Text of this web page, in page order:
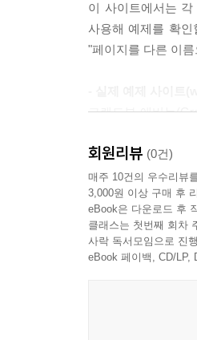
Chapter 07 GPS와
01_ GPS 좌표
02_ 구글 맵 사용하기
Chapter 08 애니메
01_ CSS 트릭
02_ CSS 트랜지션
03_ CSS 트랜스폼
04_ 키 프레임(Key
05_ 자바스크립트
이 사이트에서는
사용해 예제를 확
"페이지를 다른 이
그랜드뷰 애비뉴
이 두 사이트를 통
이 책을 통해 배울
iOS 개발에 필요한
회원리뷰 (0건)
매주 10건의 우수리뷰
3,000원 이상 구매 후
eBook은 다운로드 후
클래스는 첫번째 회차
사락 독서모임으로 진
eBook 페이백, CD/LP,